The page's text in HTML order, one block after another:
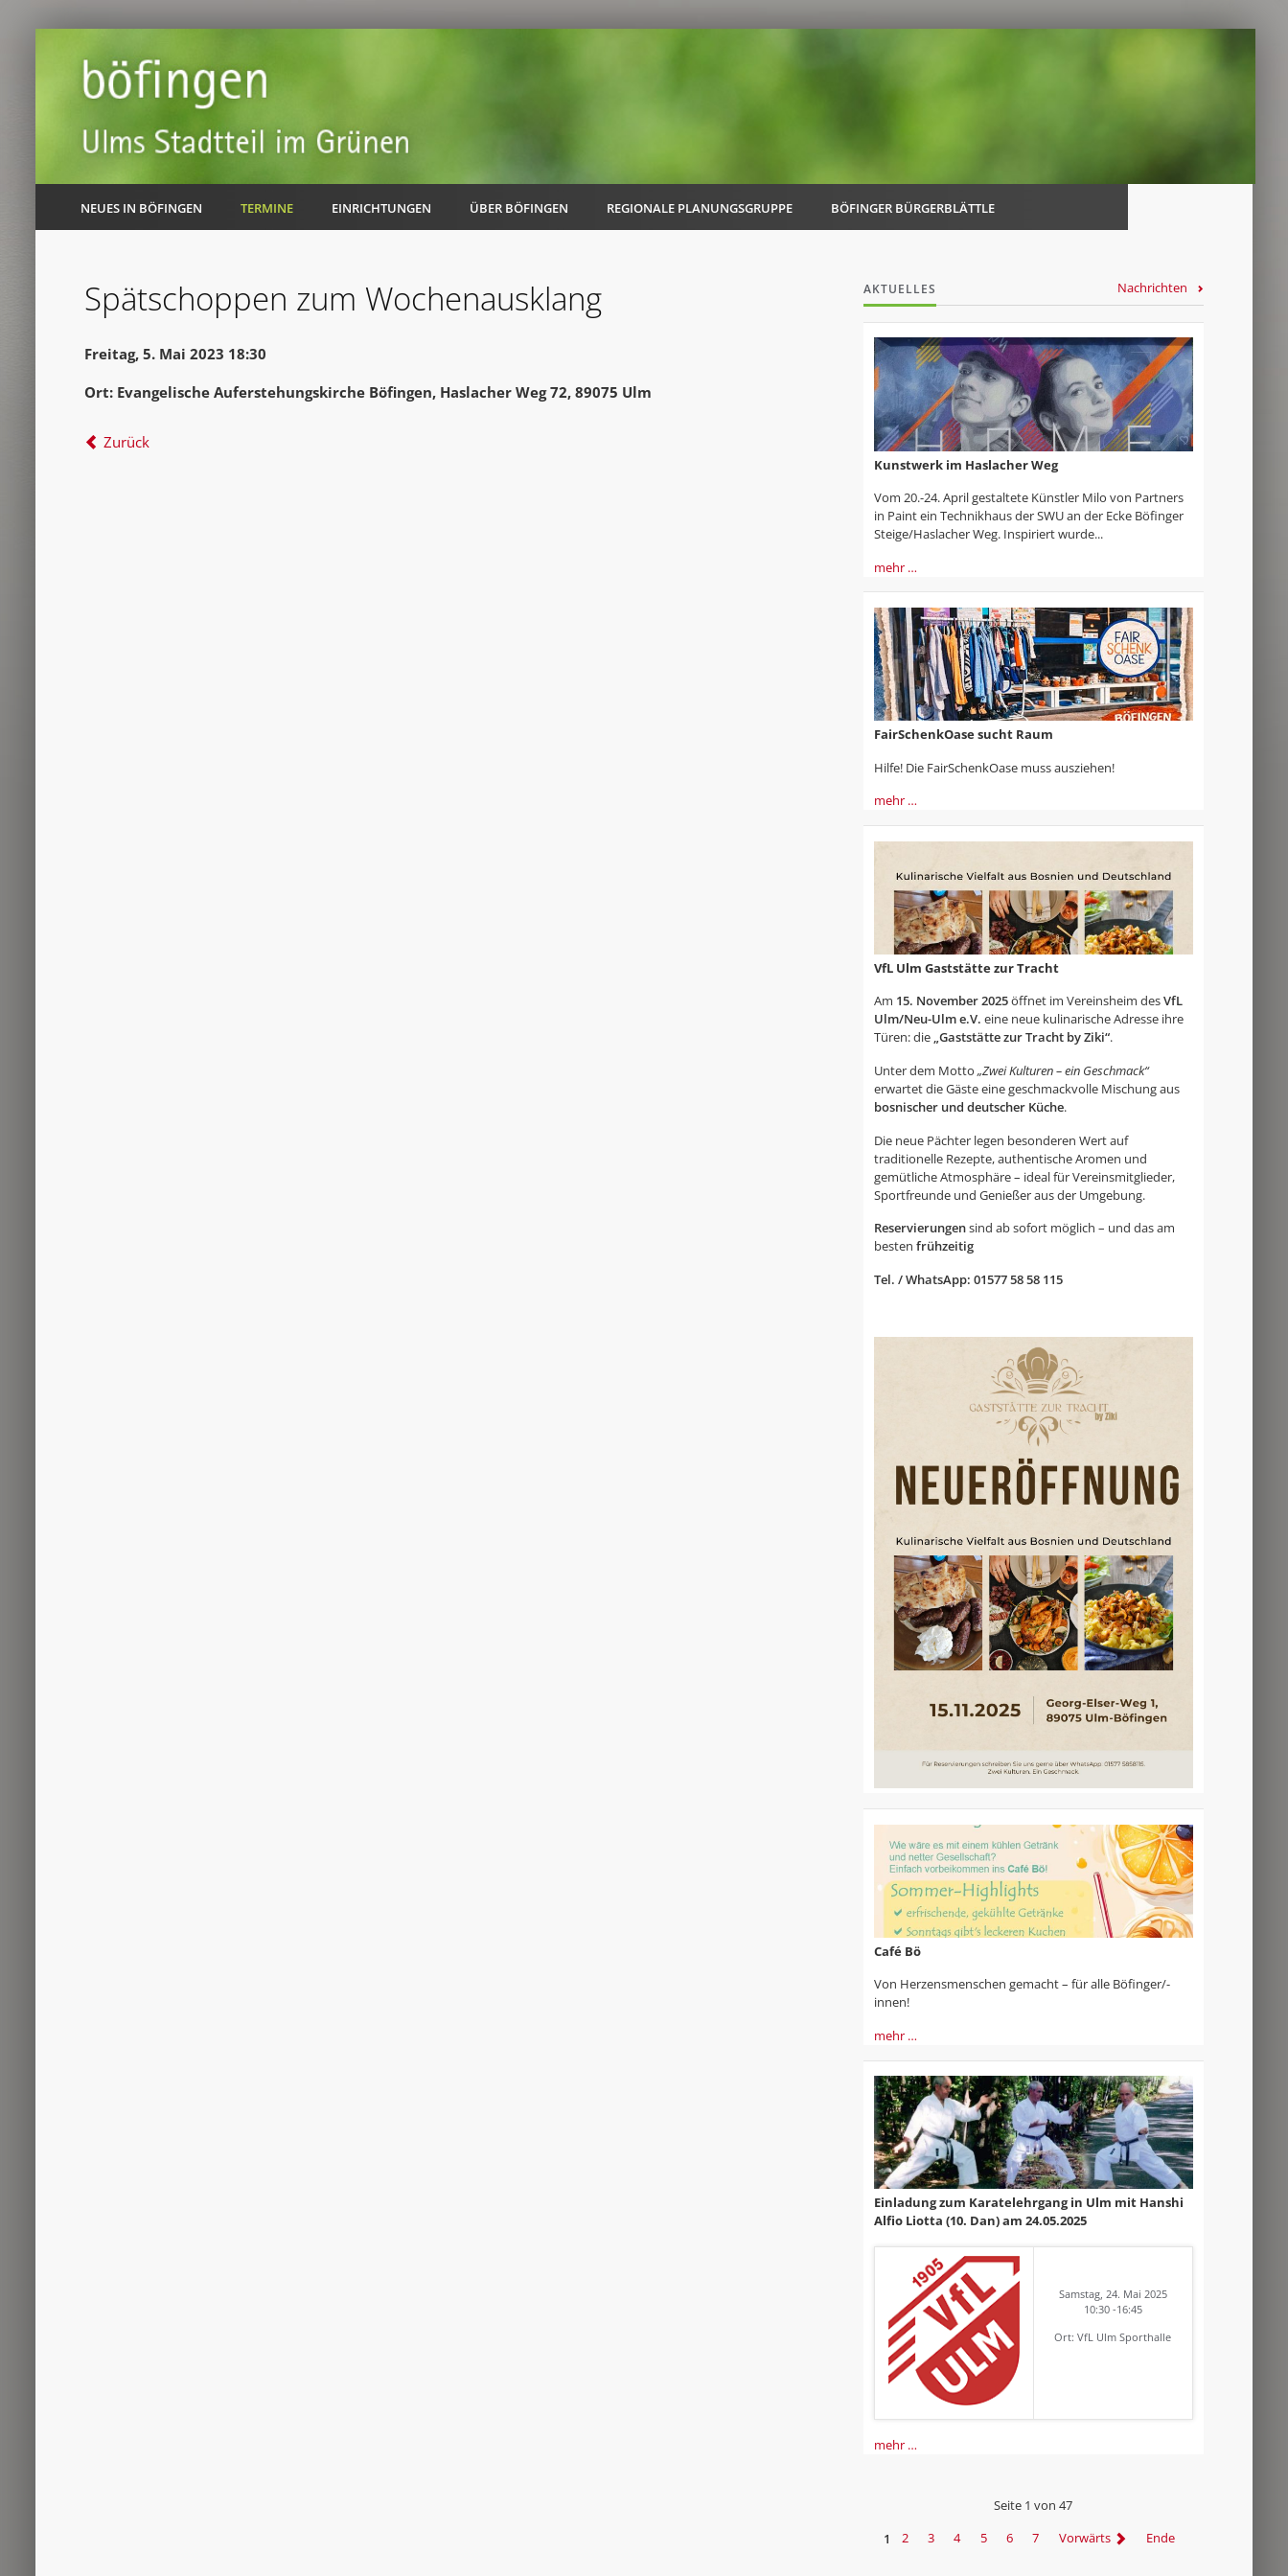
NEUES IN BÖFINGEN TERMINE EINRICHTUNGEN ÜBER BÖFINGEN REGIONALE PLANUNGSGRUPPE
AK Kultur
BÖFINGER BÜRGERBLÄTTLE
Spätschoppen zum Wochenausklang
Freitag, 5. Mai 2023 18:30
Ort: Evangelische Auferstehungskirche Böfingen, Haslacher Weg 72, 89075 Ulm
Zurück
AKTUELLES Nachrichten
Kunstwerk im Haslacher Weg
Vom 20.-24. April gestaltete Künstler Milo von Partners
in Paint ein Technikhaus der SWU an der Ecke Böfinger
Steige/Haslacher Weg. Inspiriert wurde...
mehr …
FairSchenkOase sucht Raum
Hilfe! Die FairSchenkOase muss ausziehen!
mehr …
VfL Ulm Gaststätte zur Tracht
Am 15. November 2025öffnet im Vereinsheim desVfL
Ulm/Neu-Ulm e.V. eine neue kulinarische Adresse ihre
Türen: die „Gaststätte zur Tracht by Ziki“.
Unter dem Motto „Zwei Kulturen – ein Geschmack“
erwartet die Gäste eine geschmackvolle Mischung aus
bosnischer und deutscher Küche.
Die neue Pächter legen besonderen Wert auf
traditionelle Rezepte, authentische Aromen und
gemütliche Atmosphäre – ideal für Vereinsmitglieder,
Sportfreunde und Genießer aus der Umgebung.
Reservierungensind ab sofort möglich – und das am
besten frühzeitig
Tel. / WhatsApp: 01577 58 58 115
Café Bö
Von Herzensmenschen gemacht – für alle Böfinger/-
innen!
mehr …
Einladung zum Karatelehrgang in Ulm mit Hanshi
Alfio Liotta (10. Dan) am 24.05.2025
Samstag, 24. Mai 2025
10:30 -16:45
Ort: VfL Ulm Sporthalle
mehr …
Seite 1 von 47
1
2 3 4 5 6 7 Vorwärts Ende